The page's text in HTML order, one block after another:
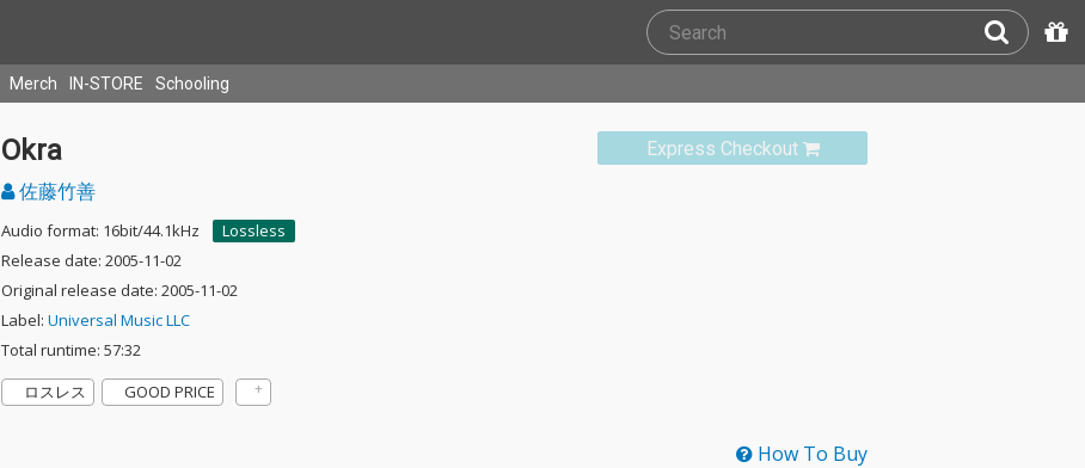
Merch IN-STORE Schooling
Express Checkout
Okra
佐藤竹善
Audio format: 16bit/44.1kHz
Lossless
Release date: 2005-11-02
Original release date: 2005-11-02
Label: Universal Music LLC
Total runtime: 57:32
ロスレス
GOOD PRICE
How To Buy